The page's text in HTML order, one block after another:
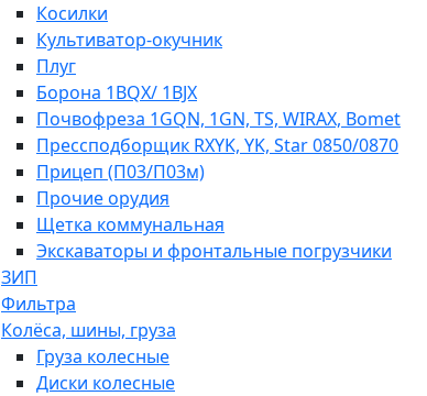
Косилки
Культиватор-окучник
Плуг
Борона 1BQX/ 1BJX
Почвофреза 1GQN, 1GN, TS, WIRAX, Bomet
Прессподборщик RXYK, YK, Star 0850/0870
Прицеп (П03/П03м)
Прочие орудия
Щетка коммунальная
Экскаваторы и фронтальные погрузчики
ЗИП
Фильтра
Колёса, шины, груза
Груза колесные
Диски колесные